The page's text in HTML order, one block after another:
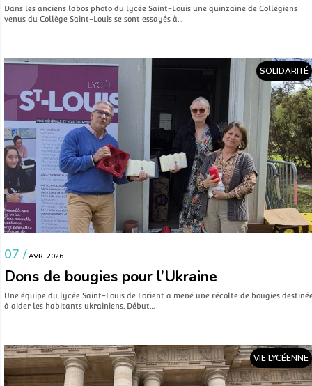
Dans les anciens labos photo du lycée Saint-Louis une quinzaine de Collégiens
venus du Collège Saint-Louis se sont essayés à…
SOLIDARITÉ
07 / AVR. 2026
Dons de bougies pour l’Ukraine
Une équipe du lycée Saint-Louis de Lorient a mené une récolte de bougies
à aider les habitants ukrainiens. Début…
VIE LYCÉENNE